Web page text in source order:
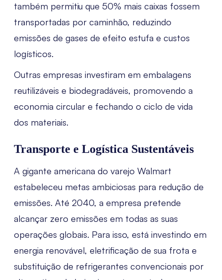
também permitiu que 50% mais caixas fossem
transportadas por caminhão, reduzindo
emissões de gases de efeito estufa e custos
logísticos.
Outras empresas investiram em embalagens
reutilizáveis e biodegradáveis, promovendo a
economia circular e fechando o ciclo de vida
dos materiais.
Transporte e Logística Sustentáveis
A gigante americana do varejo Walmart
estabeleceu metas ambiciosas para redução de
emissões. Até 2040, a empresa pretende
alcançar zero emissões em todas as suas
operações globais. Para isso, está investindo em
energia renovável, eletrificação de sua frota e
substituição de refrigerantes convencionais por